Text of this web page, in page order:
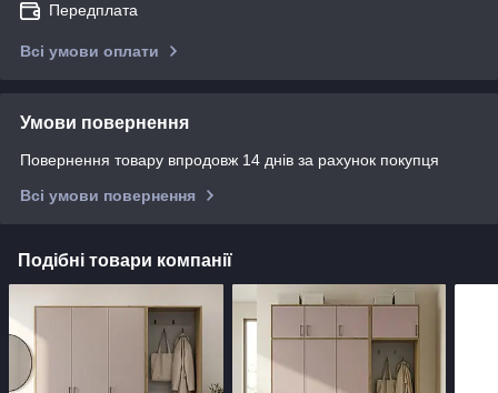
Передплата
Всі умови оплати
Умови повернення
Повернення товару впродовж 14 днів за рахунок покупця
Всі умови повернення
Подібні товари компанії